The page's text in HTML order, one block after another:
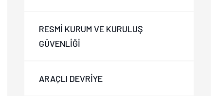
RESMİ KURUM VE KURULUŞ
GÜVENLİĞİ
ARAÇLI DEVRİYE